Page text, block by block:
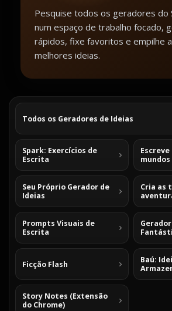
Pesquise todos os geradores do
num espaço de trabalho focado,
rápidos, fixe favoritos e empilhe
melhores ideias.
Todos os Geradores de Ideias
Spark: Exercícios de
Escrita
mundos
Seu Próprio Gerador de
Ideias
Cria as
Prompts Visuais de
Escrita
Ficção Flash
Baú:
Story Notes (Extensão
do Chrome)